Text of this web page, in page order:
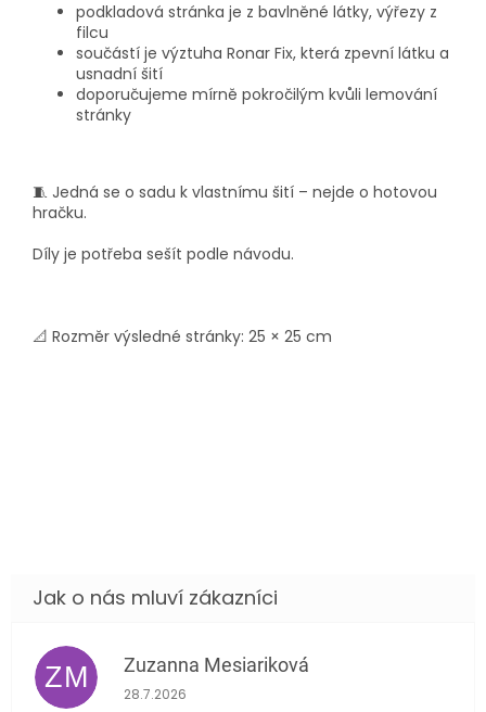
podkladová stránka je z bavlněné látky, výřezy z
filcu
součástí je výztuha Ronar Fix, která zpevní látku a
usnadní šití
doporučujeme mírně pokročilým kvůli lemování
stránky
🧵 Jedná se o sadu k vlastnímu šití – nejde o hotovou
hračku.
Díly je potřeba sešít podle návodu.
📐 Rozměr výsledné stránky: 25 × 25 cm
ZM Zuzanna Mesiariková
Hodnocení obchodu je 5 z 5 hvězdiček.
28.7.2026